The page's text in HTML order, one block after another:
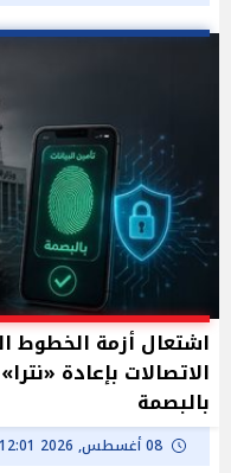
اشتعال أزمة الخطوط
الاتصالات بإعادة
بالبصمة
08 أغسطس, 2026 12:01 ص